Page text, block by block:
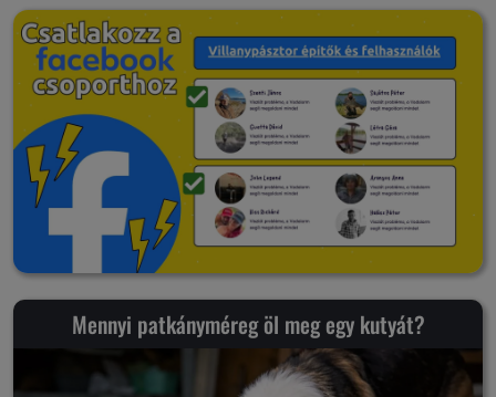
Mennyi patkányméreg öl meg egy kutyát?